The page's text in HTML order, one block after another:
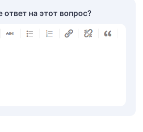
ответ на этот вопрос?